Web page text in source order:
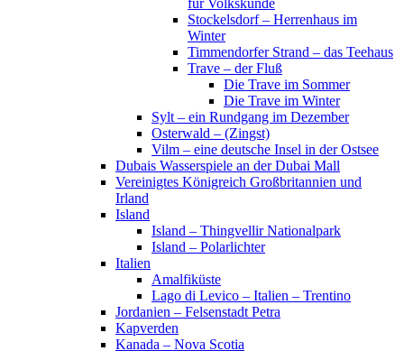
für Volkskunde
Stockelsdorf – Herrenhaus im
Winter
Timmendorfer Strand – das Teehaus
Trave – der Fluß
Die Trave im Sommer
Die Trave im Winter
Sylt – ein Rundgang im Dezember
Osterwald – (Zingst)
Vilm – eine deutsche Insel in der Ostsee
Dubais Wasserspiele an der Dubai Mall
Vereinigtes Königreich Großbritannien und
Irland
Island
Island – Thingvellir Nationalpark
Island – Polarlichter
Italien
Amalfiküste
Lago di Levico – Italien – Trentino
Jordanien – Felsenstadt Petra
Kapverden
Kanada – Nova Scotia